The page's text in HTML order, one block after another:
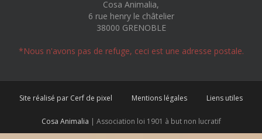
Cosa Animalia,
6 rue henry le châtelier
38000 GRENOBLE
*Nous n'avons pas de refuge, ceci est une adresse postale.
Site réalisé par Cerf de pixel Mentions légales Liens utiles
Cosa Animalia | Association loi 1901 à but non lucratif